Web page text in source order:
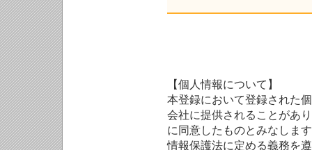
【個人情報について】
本登録において登録された
会社に提供されることがあ
に同意したものとみなしま
情報保護法に定める義務を